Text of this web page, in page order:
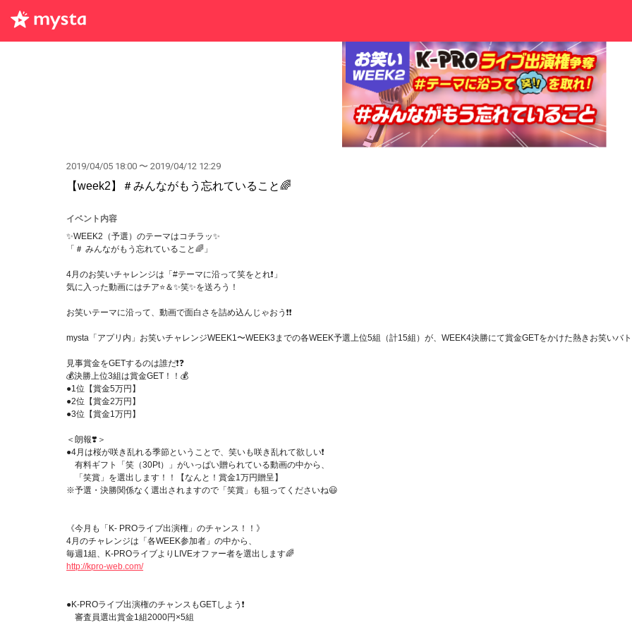
2019/04/05 18:00 〜 2019/04/12 12:29
【week2】＃みんながもう忘れていること🌈
イベント内容
✨WEEK2（予選）のテーマはコチラッ✨
「＃ みんながもう忘れていること🌈」
4月のお笑いチャレンジは「#テーマに沿って笑をとれ❗️」
気に入った動画にはチア⭐️＆✨笑✨を送ろう！
お笑いテーマに沿って、動画で面白さを詰め込んじゃおう❗️❗️
mysta「アプリ内」お笑いチャレンジWEEK1〜WEEK3までの各WEEK予選上位5組（計15組）が、WEEK4決勝にて賞金GETをかけた熱きお笑いバ
見事賞金をGETするのは誰だ❗️❓
💰決勝上位3組は賞金GET！！💰
●1位【賞金5万円】
●2位【賞金2万円】
●3位【賞金1万円】
＜朗報❣️＞
●4月は桜が咲き乱れる季節ということで、笑いも咲き乱れて欲しい❗️
有料ギフト「笑（30Pt）」がいっぱい贈られている動画の中から、
「笑賞」を選出します！！【なんと！賞金1万円贈呈】
※予選・決勝関係なく選出されますので「笑賞」も狙ってくださいね😃
《今月も「K- PROライブ出演権」のチャンス！！》
4月のチャレンジは「各WEEK参加者」の中から、
毎週1組、K-PROライブよりLIVEオファー者を選出します🌈
http://kpro-web.com/
●K-PROライブ出演権のチャンスもGETしよう❗️
審査員選出賞金1組2000円×5組